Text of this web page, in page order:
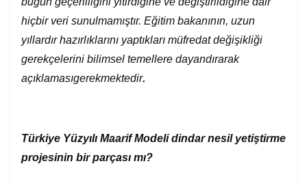
hiçbir veri sunulmamıştır. Eğitim bakanının, uzun
yıllardır hazırlıklarını yaptıkları müfredat değişikliği
gerekçelerini bilimsel temellere dayandırarak
açıklamasıgerekmektedir.
Türkiye Yüzyılı Maarif Modeli dindar nesil yetiştirme
projesinin bir parçası mı?